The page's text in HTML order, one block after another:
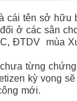
cái tên sở hữu
ở các sân
ĐTDV mùa
từng
kỳ vọng
mới.